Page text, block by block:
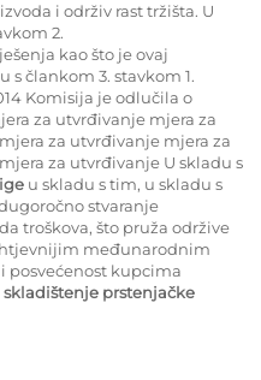
i održiv rast tržišta. U
2.
kao što je ovaj
s člankom 3. stavkom 1.
Komisija je odlučila o
za utvrđivanje mjera za
za utvrđivanje mjera za
za utvrđivanje U skladu s
u skladu s tim, u skladu s
stvaranje
troškova, što pruža održive
međunarodnim
posvećenost kupcima
skladištenje prstenjačke